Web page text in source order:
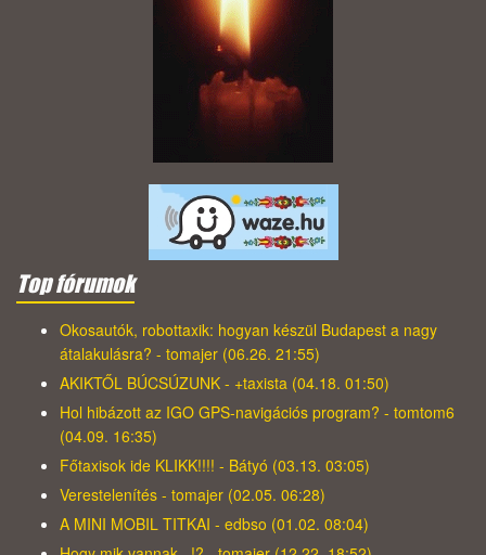
Top fórumok
Okosautók, robottaxik: hogyan készül Budapest a nagy
átalakulásra? - tomajer (06.26. 21:55)
AKIKTŐL BÚCSÚZUNK - +taxista (04.18. 01:50)
Hol hibázott az IGO GPS-navigációs program? - tomtom6
(04.09. 16:35)
Főtaxisok ide KLIKK!!!! - Bátyó (03.13. 03:05)
Verestelenítés - tomajer (02.05. 06:28)
A MINI MOBIL TITKAI - edbso (01.02. 08:04)